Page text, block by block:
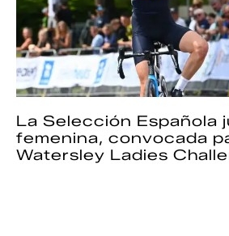
La Selección Española
femenina, convocada
Watersley Ladies